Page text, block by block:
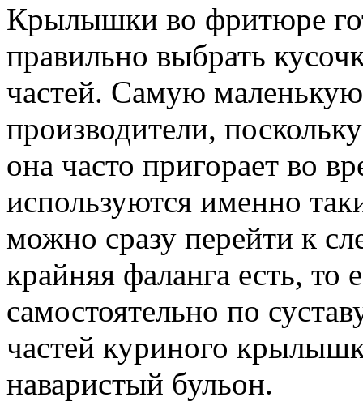
Крылышки во фритюре
правильно выбрать
частей. Самую
производители,
она часто пригорает во
используются именно
можно сразу перейти к
крайняя фаланга есть, то
самостоятельно по
частей куриного
наваристый бульон.